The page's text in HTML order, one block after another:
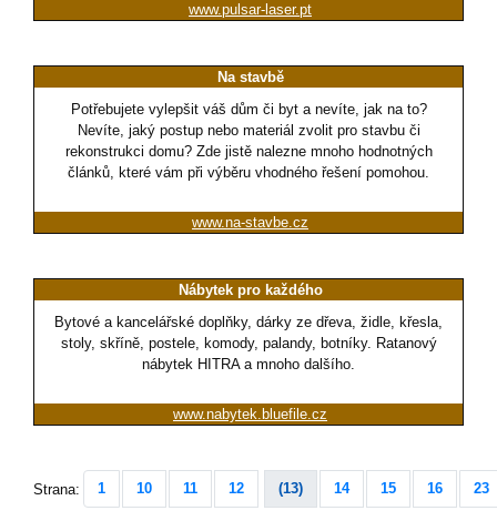
www.pulsar-laser.pt
Na stavbě
Potřebujete vylepšit váš dům či byt a nevíte, jak na to?
Nevíte, jaký postup nebo materiál zvolit pro stavbu či
rekonstrukci domu? Zde jistě nalezne mnoho hodnotných
článků, které vám při výběru vhodného řešení pomohou.
www.na-stavbe.cz
Nábytek pro každého
Bytové a kancelářské doplňky, dárky ze dřeva, židle, křesla,
stoly, skříně, postele, komody, palandy, botníky. Ratanový
nábytek HITRA a mnoho dalšího.
www.nabytek.bluefile.cz
Strana: 1 10 11 12 (13) 14 15 16 23